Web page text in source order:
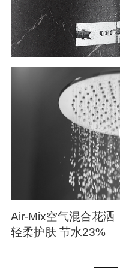
Air-Mix空气混合花洒
轻柔护肤 节水23%